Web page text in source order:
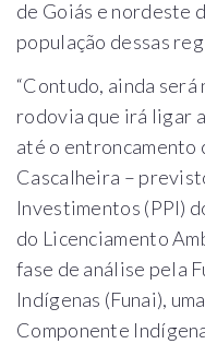
de Goiás e nordeste
população dessas
“Contudo, ainda
rodovia que irá ligar
até o entroncamento
Cascalheira –
Investimentos (PPI)
do Licenciamento
fase de análise pela
Indígenas (Funai),
Componente